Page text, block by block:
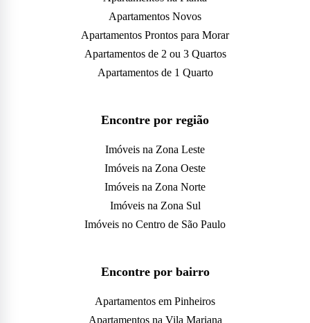
Apartamentos Novos
Apartamentos Prontos para Morar
Apartamentos de 2 ou 3 Quartos
Apartamentos de 1 Quarto
Encontre por região
Imóveis na Zona Leste
Imóveis na Zona Oeste
Imóveis na Zona Norte
Imóveis na Zona Sul
Imóveis no Centro de São Paulo
Encontre por bairro
Apartamentos em Pinheiros
Apartamentos na Vila Mariana